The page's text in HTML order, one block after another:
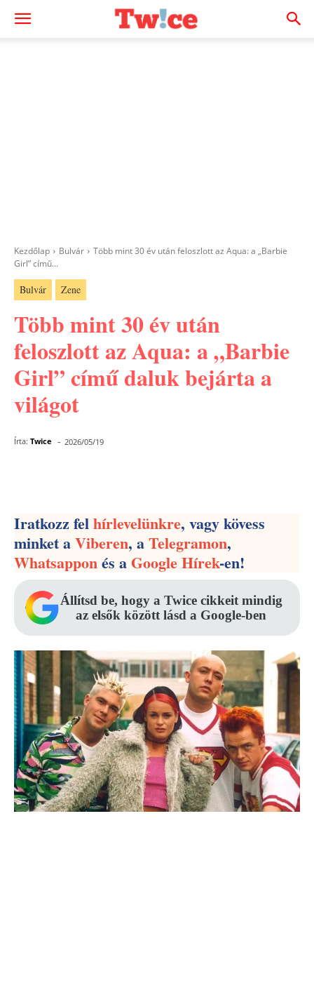
Kezdőlap Bulvár
Több mint 30 év után feloszlott az Aqua: a „Barbie
Girl” című...
Bulvár Zene
Több mint 30 év után
feloszlott az Aqua: a „Barbie
Girl” című daluk bejárta a
világot
Írta: Twice - 2026/05/19
Iratkozz felhírlevelünkre, vagy kövess
minket aViberen, aTelegramon,
Whatsapponés aGoogle Hírek-en!
Állítsd be, hogy a Twice cikkeit mindig
az elsők között lásd a Google-ben